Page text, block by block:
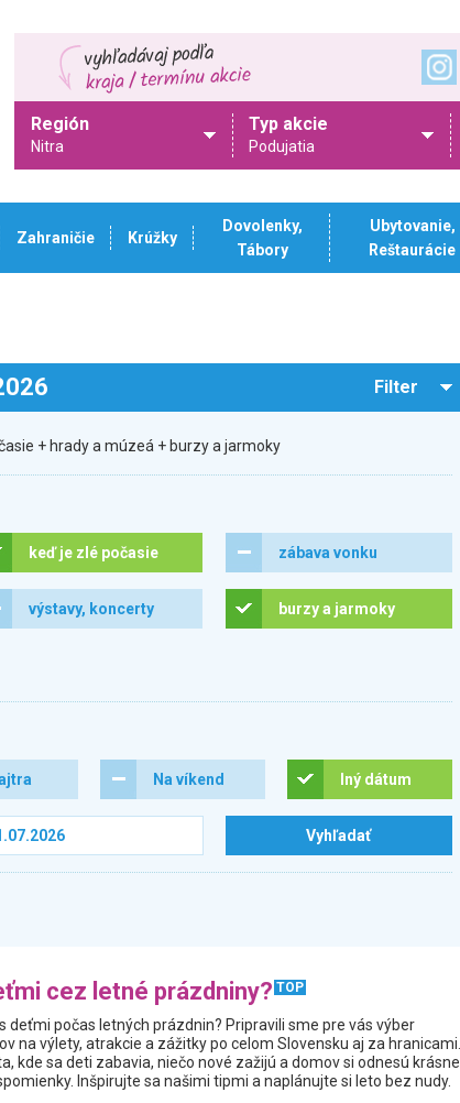
Región
Nitra
Typ akcie
Podujatia
Zahraničie Krúžky
Dovolenky,
Tábory
Ubytovanie,
Reštaurácie
Filter
+ hrady a múzeá + burzy a jarmoky
keď je zlé počasie zábava vonku
výstavy, koncerty burzy a jarmoky
Na víkend Iný dátum
cez letné prázdniny? TOP
deťmi počas letných prázdnin? Pripravili sme pre vás výber
na výlety, atrakcie a zážitky po celom Slovensku aj za hranicami.
kde sa deti zabavia, niečo nové zažijú a domov si odnesú krásne
Inšpirujte sa našimi tipmi a naplánujte si leto bez nudy.